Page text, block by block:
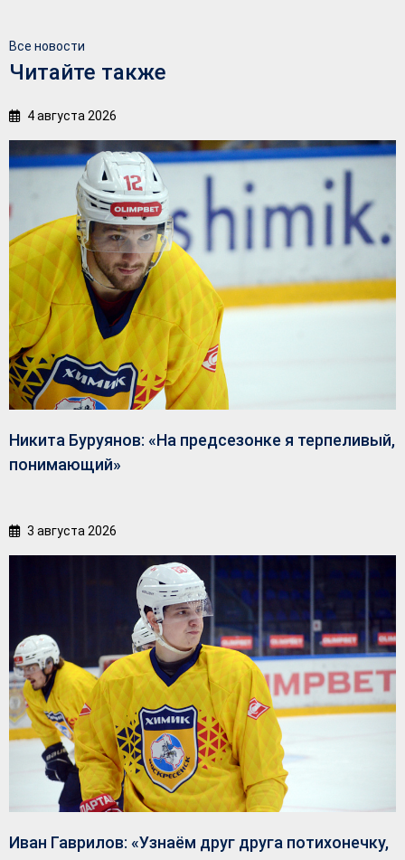
Все новости
Читайте также
4 августа 2026
Никита Буруянов: «На предсезонке я терпеливый,
понимающий»
3 августа 2026
Иван Гаврилов: «Узнаём друг друга потихонечку,